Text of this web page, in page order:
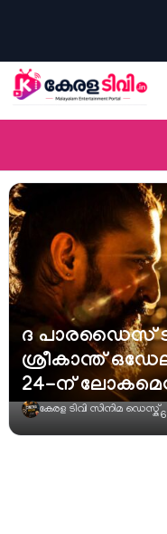
ദ പാരഡൈസ്
ശ്രീകാന്ത്
24-ന്
കേരള ടിവി സിനിമ ഡെസ്ക്